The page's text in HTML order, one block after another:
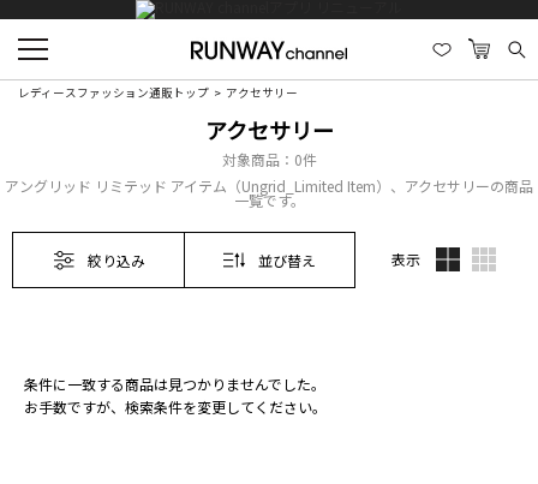
レディースファッション通販トップ アクセサリー
アクセサリー
対象商品： 0件
アングリッド リミテッド アイテム（Ungrid_Limited Item）、アクセサリーの商品
一覧です。
絞り込み 並び替え 表示
条件に一致する商品は見つかりませんでした。
お手数ですが、検索条件を変更してください。